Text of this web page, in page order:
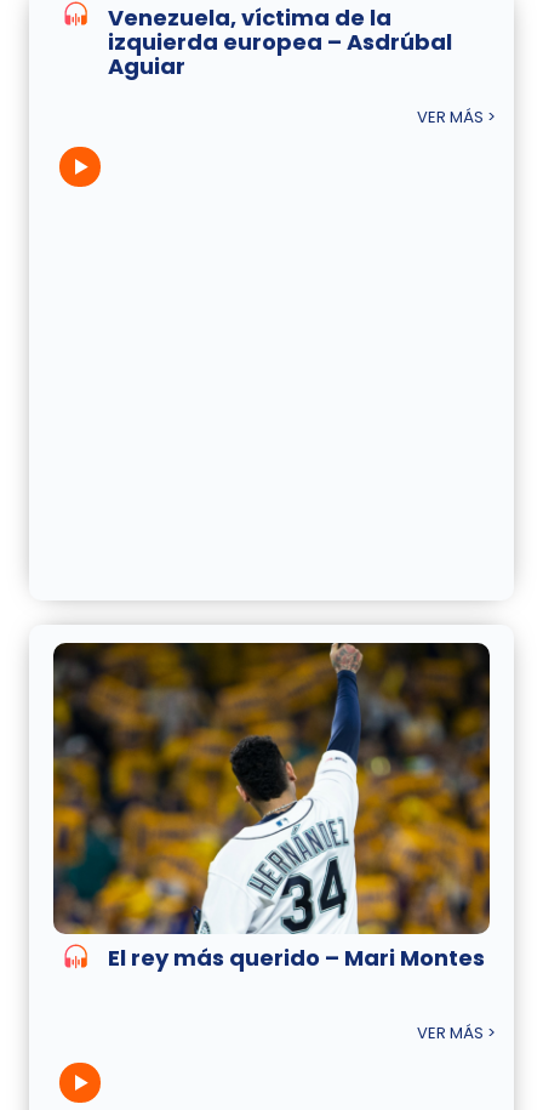
Venezuela, víctima de la
izquierda europea – Asdrúbal
Aguiar
VER MÁS >
El rey más querido – Mari Montes
VER MÁS >